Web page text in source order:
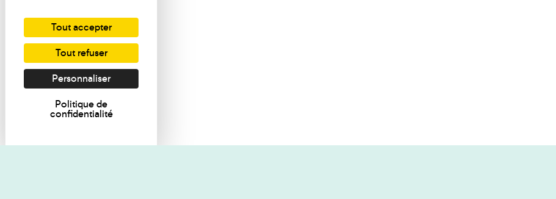
Tout accepter
Tout refuser
Personnaliser
Politique de
confidentialité